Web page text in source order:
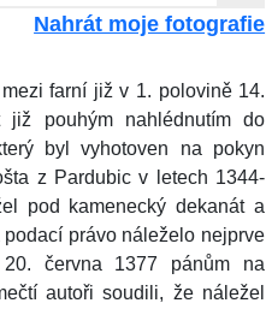
Nahrát moje fotografie
farní již v 1. polovině 14.
již pouhým nahlédnutím do
byl vyhotoven na pokyn
z Pardubic v letech 1344-
pod kamenecký dekanát a
právo náleželo nejprve
června 1377 pánům na
autoři soudili, že náležel